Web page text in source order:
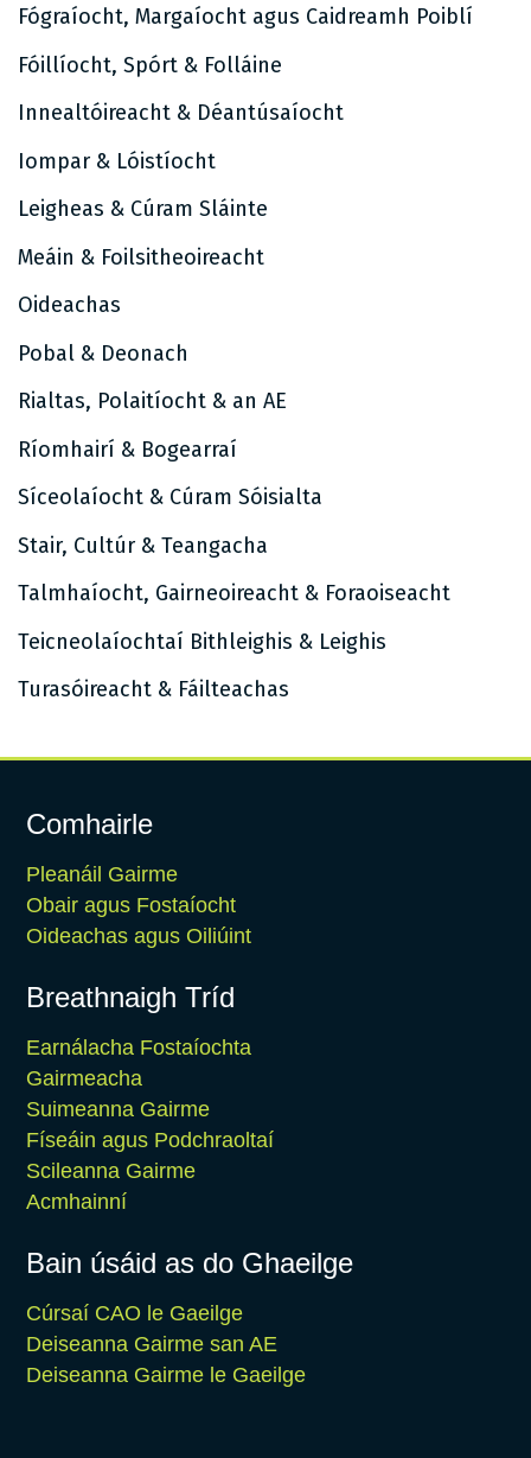
Fógraíocht, Margaíocht agus Caidreamh Poiblí
Fóillíocht, Spórt & Folláine
Innealtóireacht & Déantúsaíocht
Iompar & Lóistíocht
Leigheas & Cúram Sláinte
Meáin & Foilsitheoireacht
Oideachas
Pobal & Deonach
Rialtas, Polaitíocht & an AE
Ríomhairí & Bogearraí
Síceolaíocht & Cúram Sóisialta
Stair, Cultúr & Teangacha
Talmhaíocht, Gairneoireacht & Foraoiseacht
Teicneolaíochtaí Bithleighis & Leighis
Turasóireacht & Fáilteachas
Comhairle
Pleanáil Gairme
Obair agus Fostaíocht
Oideachas agus Oiliúint
Breathnaigh Tríd
Earnálacha Fostaíochta
Gairmeacha
Suimeanna Gairme
Físeáin agus Podchraoltaí
Scileanna Gairme
Acmhainní
Bain úsáid as do Ghaeilge
Cúrsaí CAO le Gaeilge
Deiseanna Gairme san AE
Deiseanna Gairme le Gaeilge